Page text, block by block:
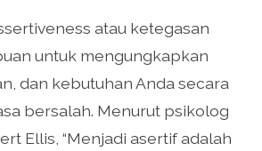
atau ketegasan
untuk mengungkapkan
dan kebutuhan Anda secara
bersalah. Menurut psikolog
Ellis, “Menjadi asertif adalah